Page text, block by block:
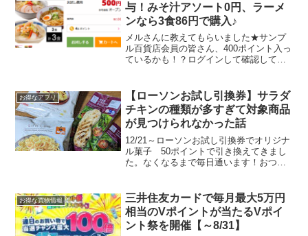
与！みそ汁アソート0円、ラーメ
ンなら3食86円で購入♪
メルさんに教えてもらいました★サンプ
ル百貨店会員の皆さん、400ポイント入っ
ているかも！？ログインして確認してみ
れています。400ポイントでみそ汁アソー
ト25個入...
お得なアプリ
【ローソンお試し引換券】サラダ
チキンの種類が多すぎて対象商品
が見つけられなかった話
12/21～ローソンお試し引換券でオリジナ
ル菓子 50ポイントで引き換えてきまし
た。なくなるまで毎日通います！おつま
しましたが、ちょっと聞いてください。
スティック状...
お得な買物情報
三井住友カードで毎月最大5万円
相当のVポイントが当たるVポイ
ント祭を開催【～8/31】